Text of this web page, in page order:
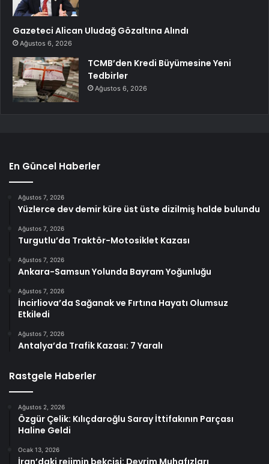
Gazeteci Alican Uludağ Gözaltına Alındı
Ağustos 6, 2026
TCMB’den Kredi Büyümesine Yeni
Tedbirler
Ağustos 6, 2026
En Güncel Haberler
Ağustos 7, 2026
Yüzlerce dev demir küre üst üste dizilmiş halde bulundu
Ağustos 7, 2026
Turgutlu’da Traktör-Motosiklet Kazası
Ağustos 7, 2026
Ankara-Samsun Yolunda Bayram Yoğunluğu
Ağustos 7, 2026
İncirliova’da Sağanak ve Fırtına Hayatı Olumsuz
Etkiledi
Ağustos 7, 2026
Antalya’da Trafik Kazası: 7 Yaralı
Rastgele Haberler
Ağustos 2, 2026
Özgür Çelik: Kılıçdaroğlu Saray İttifakının Parçası
Haline Geldi
Ocak 13, 2026
İran’daki rejimin bekçisi: Devrim Muhafızları